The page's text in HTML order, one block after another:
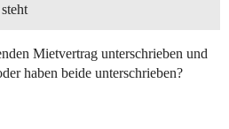
Mietvertrag unterschrieben und
haben beide unterschrieben?